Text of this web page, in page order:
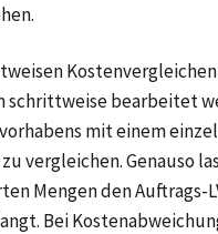
schrittweise bearbeitet
mit einem
vergleichen. Genauso
Mengen den Auftrags-
Bei